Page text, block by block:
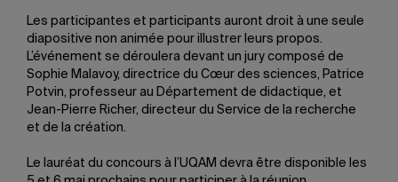
Les participantes et participants auront droit à une seule
diapositive non animée pour illustrer leurs propos.
L’événement se déroulera devant un jury composé de
Sophie Malavoy, directrice du Cœur des sciences, Patrice
Potvin, professeur au Département de didactique, et
Jean-Pierre Richer, directeur du Service de la recherche
et de la création.
Le lauréat du concours à l’UQAM devra être disponible les